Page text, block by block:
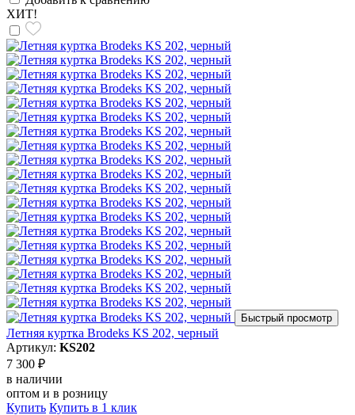
ХИТ!
Быстрый просмотр
Летняя куртка Brodeks KS 202, черный
Артикул: KS202
7 300 ₽
в наличии
оптом и в розницу
Купить Купить в 1 клик